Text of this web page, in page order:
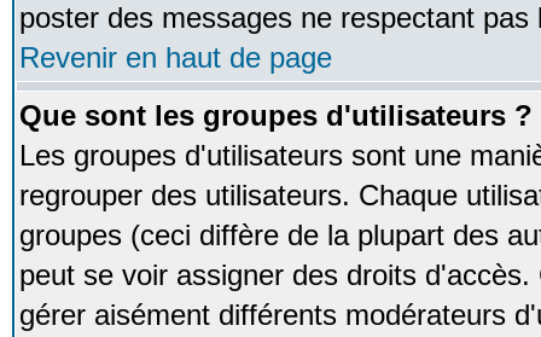
poster des messages ne respectant pas
Revenir en haut de page
Que sont les groupes d'utilisateurs ?
Les groupes d'utilisateurs sont une
regrouper des utilisateurs. Chaque
groupes (ceci diffère de la plupart des
peut se voir assigner des droits
gérer aisément différents modérateurs